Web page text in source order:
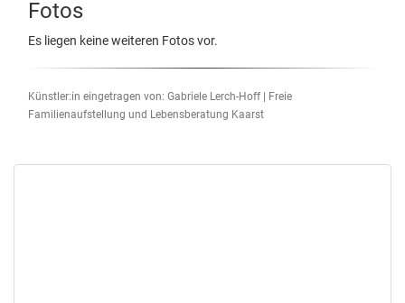
Fotos
Es liegen keine weiteren Fotos vor.
Künstler:in eingetragen von: Gabriele Lerch-Hoff | Freie
Familienaufstellung und Lebensberatung Kaarst